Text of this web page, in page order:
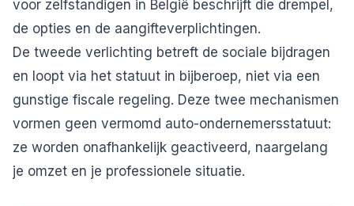
voor zelfstandigen in België beschrijft die drempel,
de opties en de aangifteverplichtingen.
De tweede verlichting betreft de sociale bijdragen
en loopt via het statuut in bijberoep, niet via een
gunstige fiscale regeling. Deze twee mechanismen
vormen geen vermomd auto-ondernemersstatuut:
ze worden onafhankelijk geactiveerd, naargelang
je omzet en je professionele situatie.